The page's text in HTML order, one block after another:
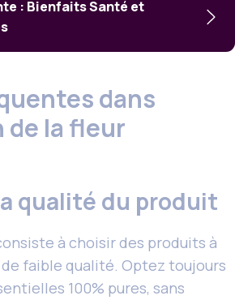
: Bienfaits Santé et
dans
de la fleur
qualité du produit
à choisir des produits à
faible qualité. Optez toujours
100% pures, sans